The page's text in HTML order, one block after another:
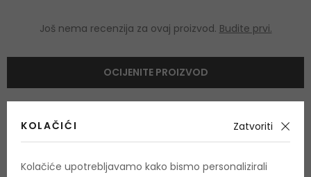
Još nema recenzija za ovaj proizvod. Budite prvi.
OCIJENITE PROIZVOD
Podaci o dobivanju ocjena
KOLAČIĆI Zatvoriti
Kolačiće upotrebljavamo kako bismo personalizirali